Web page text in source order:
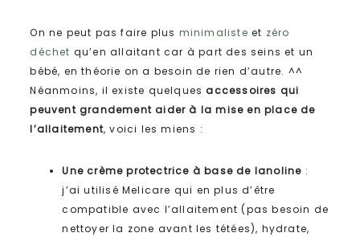
On ne peut pas faire plus minimaliste et zéro
déchet qu’en allaitant car à part des seins et un
bébé, en théorie on a besoin de rien d’autre. ^^
Néanmoins, il existe quelques accessoires qui
peuvent grandement aider à la mise en place de
l’allaitement, voici les miens :
Une crème protectrice à base de lanoline :
j’ai utilisé Melicare qui en plus d’être
compatible avec l’allaitement (pas besoin de
nettoyer la zone avant les tétées), hydrate,